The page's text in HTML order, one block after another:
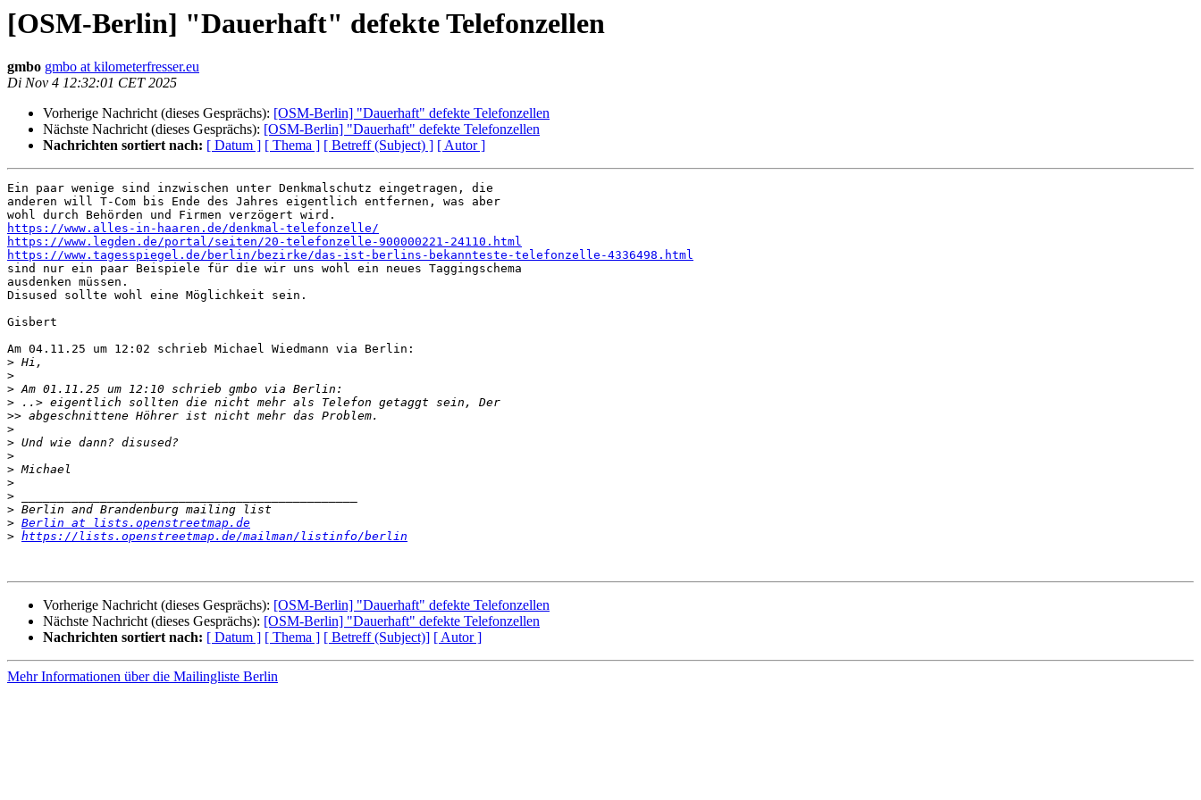
[OSM-Berlin] "Dauerhaft" defekte Telefonzellen
gmbo gmbo at kilometerfresser.eu
Di Nov 4 12:32:01 CET 2025
Vorherige Nachricht (dieses Gesprächs): [OSM-Berlin] "Dauerhaft" defekte Telefonzellen
Nächste Nachricht (dieses Gesprächs): [OSM-Berlin] "Dauerhaft" defekte Telefonzellen
Nachrichten sortiert nach: [ Datum ] [ Thema ] [ Betreff (Subject) ] [ Autor ]
Ein paar wenige sind inzwischen unter Denkmalschutz eingetragen, die
anderen will T-Com bis Ende des Jahres eigentlich entfernen, was aber
https://www.alles-in-haaren.de/denkmal-telefonzelle/
https://www.legden.de/portal/seiten/20-telefonzelle-900000221-24110.html
https://www.tagesspiegel.de/berlin/bezirke/das-ist-berlins-bekannteste-telefonzelle-4336498.html
sind nur ein paar Beispiele für die wir uns wohl ein neues Taggingschema
ausdenken müssen.
Disused sollte wohl eine Möglichkeit sein.
Gisbert
Am 04.11.25 um 12:02 schrieb Michael Wiedmann via Berlin:
>
>
>
>
>>
>
>
>
>
>
>
>
> Berlin at lists.openstreetmap.de
> https://lists.openstreetmap.de/mailman/listinfo/berlin
Vorherige Nachricht (dieses Gesprächs): [OSM-Berlin] "Dauerhaft" defekte Telefonzellen
Nächste Nachricht (dieses Gesprächs): [OSM-Berlin] "Dauerhaft" defekte Telefonzellen
Nachrichten sortiert nach: [ Datum ] [ Thema ] [ Betreff (Subject)] [ Autor ]
Mehr Informationen über die Mailingliste Berlin